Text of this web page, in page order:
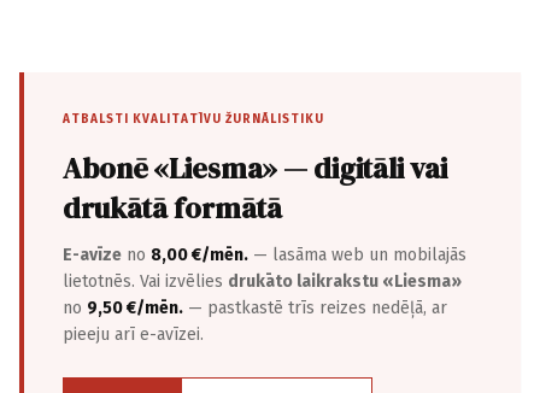
ATBALSTI KVALITATĪVU ŽURNĀLISTIKU
Abonē «Liesma» — digitāli vai
drukātā formātā
E-avīze no 8,00 €/mēn. — lasāma web un mobilajās
lietotnēs. Vai izvēlies drukāto laikrakstu «Liesma»
no 9,50 €/mēn. — pastkastē trīs reizes nedēļā, ar
pieeju arī e-avīzei.